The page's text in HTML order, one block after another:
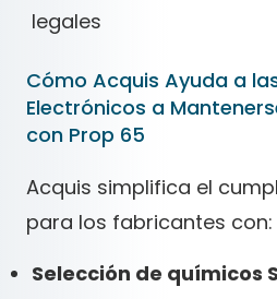
legales
Cómo Acquis Ayuda a
Electrónicos a
con Prop 65
Acquis simplifica el
para los fabricantes con:
Selección de químicos